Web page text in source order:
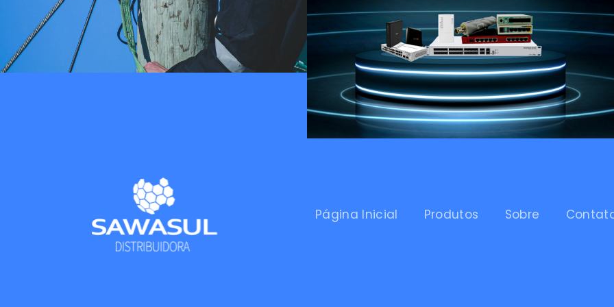
Página Inicial Produtos Sobre